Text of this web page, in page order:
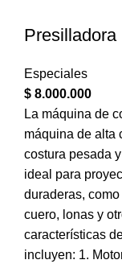
Especiales
$ 8.000.000
La máquina de
máquina de alta
costura pesada
ideal para
duraderas,
cuero, lonas y
características
incluyen: 1.